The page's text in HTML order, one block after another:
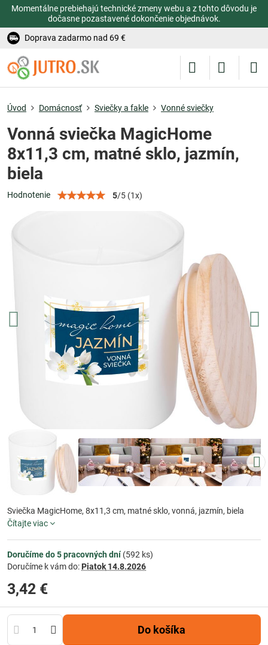
Momentálne prebiehajú technické zmeny webu a z tohto dôvodu je
dočasne pozastavené dokončenie objednávok.
Doprava zadarmo nad 69 €
Úvod Domácnosť Sviečky a fakle Vonné sviečky
Vonná sviečka MagicHome
8x11,3 cm, matné sklo, jazmín,
biela
Hodnotenie 5/5 (1x)
Sviečka MagicHome, 8x11,3 cm, matné sklo, vonná, jazmín, biela
Čítajte viac
Doručíme do 5 pracovných dní(592 ks)
Doručíme k vám do: Piatok 14.8.2026
3,42 €
Do košíka